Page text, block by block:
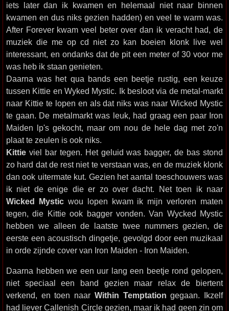
iets later dan ik kwamen en helemaal niet naar binnen
kwamen en dus niks gezien hadden) en veel te warm was.
After Forever kwam veel beter over dan ik veracht had, de
muziek die me op cd niet zo kan boeien klonk live wel
interessant, en ondanks dat de pit een meter of 30 voor me
was heb ik staan genieten.
Daarna was het qua bands een beetje rustig, een keuze
tussen Kittie en Wyked Mystic. Ik besloot via de metal-markt
naar Kittie te lopen en als dat niks was naar Wicked Mystic
te gaan. De metalmarkt was leuk, had graag een paar Iron
Maiden lp's gekocht, maar om nou de hele dag met zo'n
plaat te zeulen is ook niks.
Kittie viel bar tegen. Het geluid was bagger, de bas stond
zo hard dat de rest niet te verstaan was, en de muziek klonk
dan ook uitermate kut. Gezien het aantal toeschouwers was
ik niet de enige die er zo over dacht. Net toen ik naar
Wicked Mysticwou lopen kwam ik mijn verloren maten
tegen, die Kittie ook bagger vonden. Van Wycked Mystic
hebben we alleen de laatste twee nummers gezien, de
eerste een acoustisch dingetje, gevolgd door een muzikaal
in orde zijnde cover van Iron Maiden - Iron Maiden.
Daarna hebben we een uur lang een beetje rond gelopen,
niet speciaal een band gezien maar relax de biertent
verkend, en toen naar Within Temptation gegaan. Ikzelf
had liever Callenish Circle gezien, maar ik had geen zin om